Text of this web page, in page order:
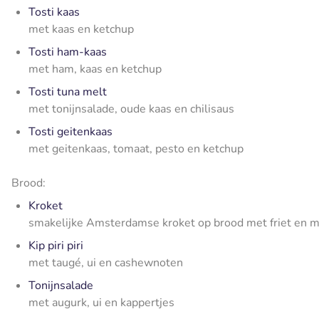
Tosti kaas
met kaas en ketchup
Tosti ham-kaas
met ham, kaas en ketchup
Tosti tuna melt
met tonijnsalade, oude kaas en chilisaus
Tosti geitenkaas
met geitenkaas, tomaat, pesto en ketchup
Brood:
Kroket
smakelijke Amsterdamse kroket op brood met friet en
Kip piri piri
met taugé, ui en cashewnoten
Tonijnsalade
met augurk, ui en kappertjes